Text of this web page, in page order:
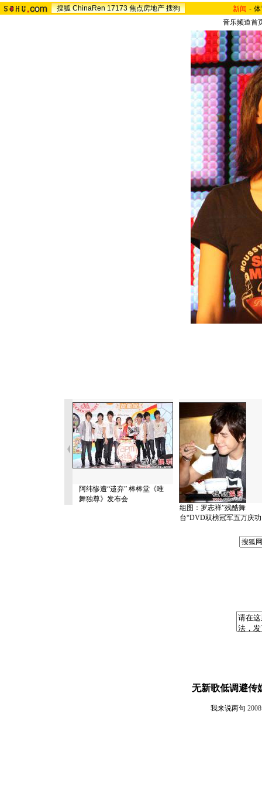
搜狐 ChinaRen 17173 焦点房地产 搜狗 新闻 -
音乐频道首
阿纬惨遭“遗弃” 棒棒堂《唯
舞独尊》发布会
组图：罗志祥”残酷舞
台“DVD双榜冠军五万庆功
无新歌低调避传
我来说两句